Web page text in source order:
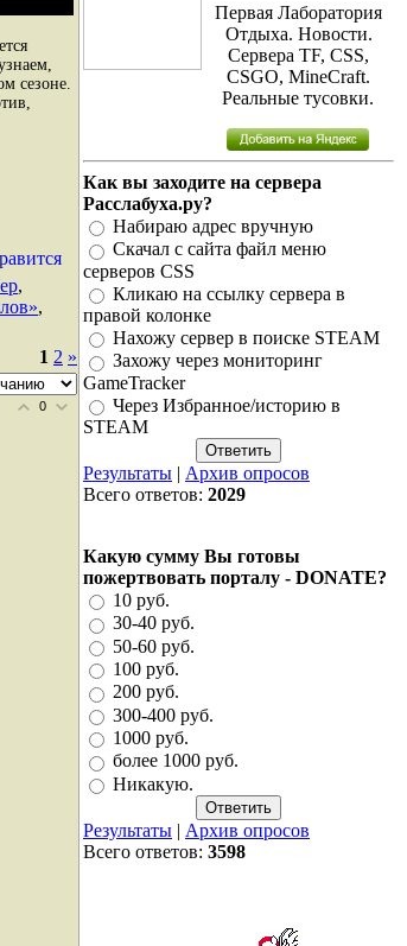
сезоне.
,
,
1 2 »
0
Первая Лаборатория
Отдыха. Новости.
Сервера TF, CSS,
CSGO, MineCraft.
Реальные тусовки.
Как вы заходите на сервера
Расслабуха.ру?
Набираю адрес вручную
Скачал с сайта файл меню
серверов CSS
Кликаю на ссылку сервера в
правой колонке
Нахожу сервер в поиске STEAM
Захожу через мониторинг
GameTracker
Через Избранное/историю в
STEAM
Результаты | Архив опросов
Всего ответов: 2029
Какую сумму Вы готовы
пожертвовать порталу - DONATE?
10 руб.
30-40 руб.
50-60 руб.
100 руб.
200 руб.
300-400 руб.
1000 руб.
более 1000 руб.
Никакую.
Результаты | Архив опросов
Всего ответов: 3598